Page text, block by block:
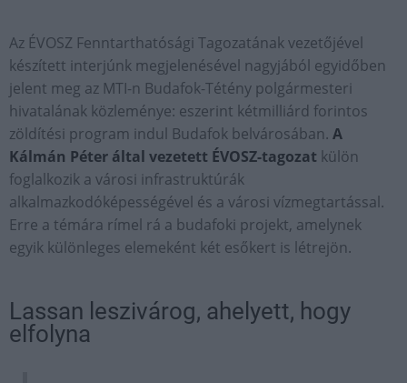
Az ÉVOSZ Fenntarthatósági Tagozatának vezetőjével
készített interjúnk megjelenésével nagyjából egyidőben
jelent meg az MTI-n Budafok-Tétény polgármesteri
hivatalának közleménye: eszerint kétmilliárd forintos
zöldítési program indul Budafok belvárosában. A
Kálmán Péter által vezetett ÉVOSZ-tagozat külön
foglalkozik a városi infrastruktúrák
alkalmazkodóképességével és a városi vízmegtartással.
Erre a témára rímel rá a budafoki projekt, amelynek
egyik különleges elemeként két esőkert is létrejön.
Lassan leszivárog, ahelyett, hogy
elfolyna